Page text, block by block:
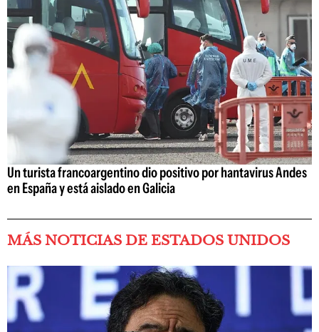
Un turista francoargentino dio positivo por hantavirus Andes
en España y está aislado en Galicia
MÁS NOTICIAS DE ESTADOS UNIDOS